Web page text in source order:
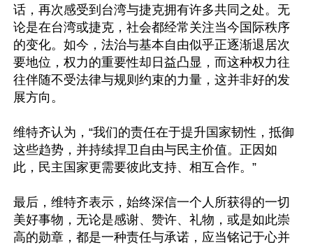
话，再次感受到台湾与捷克拥有许多共同之处。无
论是在台湾或捷克，社会都经常关注当今国际秩序
的变化。如今，法治与基本自由似乎正逐渐退居次
要地位，权力的重要性却日益凸显，而这种权力往
往伴随不受法律与规则约束的力量，这并非好的发
展方向。
维特齐认为，“我们的责任在于提升国家韧性，抵御
这些趋势，并持续捍卫自由与民主价值。正因如
此，民主国家更需要彼此支持、相互合作。”
最后，维特齐表示，始终深信一个人所获得的一切
美好事物，无论是感谢、赞许、礼物，或是如此崇
高的勋章，都是一种责任与承诺，应当铭记于心并